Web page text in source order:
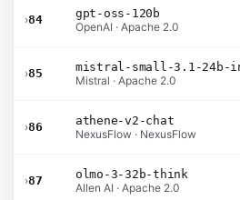
›84
gpt-oss-120b
OpenAI · Apache 2.0
›85
Mistral · Apache 2.0
›86
athene-v2-chat
NexusFlow · NexusFlow
›87
olmo-3-32b-think
Allen AI · Apache 2.0